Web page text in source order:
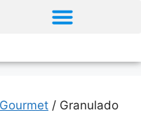
/ Granulado